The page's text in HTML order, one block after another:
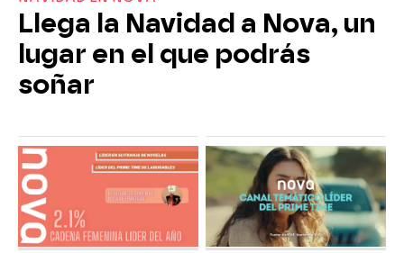
Llega la Navidad a Nova, un
lugar en el que podrás
soñar